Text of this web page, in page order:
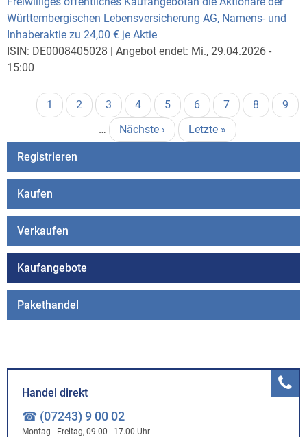
Württembergischen Lebensversicherung AG, Namens- und
Inhaberaktie zu 24,00 € je Aktie
ISIN: DE0008405028 | Angebot endet: Mi., 29.04.2026 -
15:00
Seitennummerierung
Aktuelle
Seite
1 Page
2 Page
3 Page
4 Page
5 Page
6 Page
7 Page
8 Page
9
…
Nächste
Seite
Nächste ›
Letzte
Seite
Letzte »
Registrieren
Kaufen
Verkaufen
Kaufangebote
Pakethandel
Handel direkt
☎ (07243) 9 00 02
Montag - Freitag, 09.00 - 17.00 Uhr